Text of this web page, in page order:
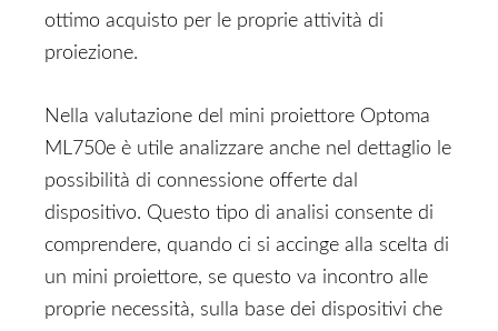
ottimo acquisto per le proprie attività di
proiezione.
Nella valutazione del mini proiettore Optoma
ML750e è utile analizzare anche nel dettaglio le
possibilità di connessione offerte dal
dispositivo. Questo tipo di analisi consente di
comprendere, quando ci si accinge alla scelta di
un mini proiettore, se questo va incontro alle
proprie necessità, sulla base dei dispositivi che